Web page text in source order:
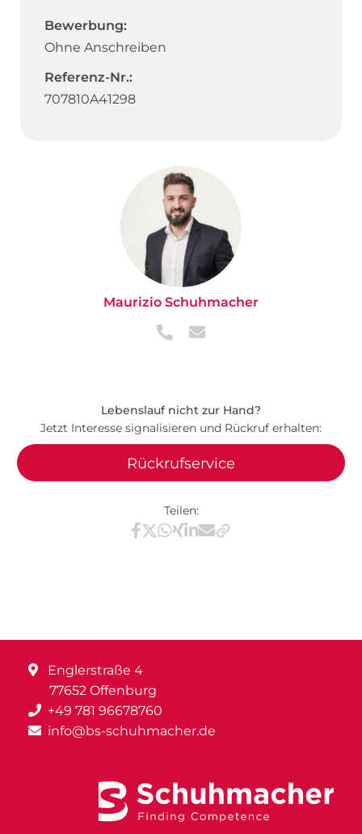
Bewerbung:
Ohne Anschreiben
Referenz-Nr.:
707810A41298
Maurizio Schuhmacher
Lebenslauf nicht zur Hand?
Jetzt Interesse signalisieren und Rückruf erhalten:
Rückrufservice
Teilen:
Teilen via Facebook
Teilen via X / Twitter
Teilen via WhatsApp
Teilen via Xing
Teilen via LinkedIn
Teilen via E-Mail
Englerstraße 4
77652 Offenburg
+49 781 96678760
info@bs-schuhmacher.de